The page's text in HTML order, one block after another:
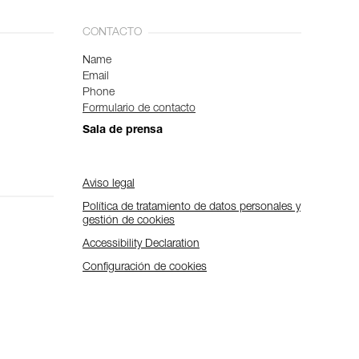
CONTACTO
Name
Email
Phone
Formulario de contacto
Sala de prensa
Aviso legal
Política de tratamiento de datos personales y
gestión de cookies
Accessibility Declaration
Configuración de cookies